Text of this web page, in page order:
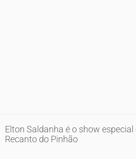
Elton Saldanha é o show
Recanto do Pinhão